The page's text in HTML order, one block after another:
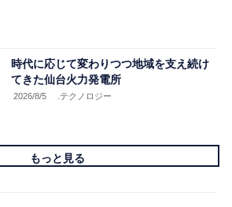
時代に応じて変わりつつ地域を支え続け
てきた仙台火力発電所
2026/8/5 .テクノロジー
もっと見る